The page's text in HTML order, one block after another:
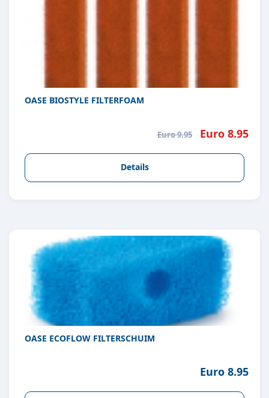
OASE BIOSTYLE FILTERFOAM
Euro 9.95 Euro 8.95
Details
OASE ECOFLOW FILTERSCHUIM
Euro 8.95